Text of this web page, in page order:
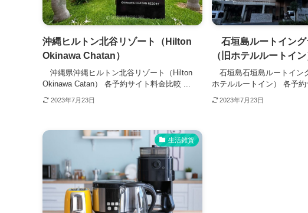
沖縄ヒルトン北谷リゾート（Hilton
Okinawa Chatan）
沖縄県沖縄ヒルトン北谷リゾート（Hilton
Okinawa Catan） 各予約サイト料金比較 ...
2023年7月23日
石垣島ルートイング
（旧ホテルルートイン
石垣島石垣島ルートイン
ホテルルートイン） 各予約
2023年7月23日
生活雑貨